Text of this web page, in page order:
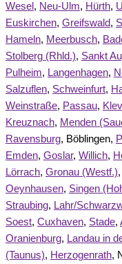
Wesel , Neu-Ulm, Hürth,
Euskirchen, Greifswald,
Hameln, Meerbusch,
Stolberg (Rhld.), Sankt
Pulheim, Langenhagen,
Salzuflen, Schweinfurt,
Weinstraße, Passau,
Kreuznach, Menden
Ravensburg, Böblingen,
Emden, Goslar, Willich,
Lörrach, Gronau (Westf.),
Oeynhausen, Singen
Straubing, Lahr/
Soest, Cuxhaven, Stade,
Oranienburg, Landau in
(Taunus), Herzogenrath,